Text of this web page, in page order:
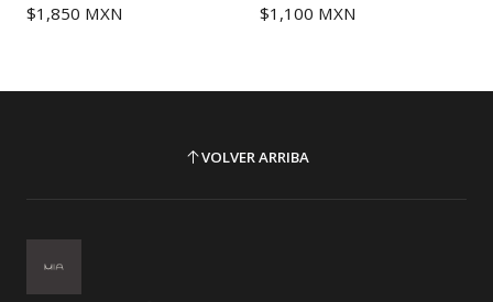
$1,850 MXN $1,100 MXN
VOLVER ARRIBA